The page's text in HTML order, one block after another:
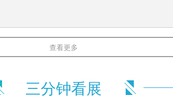
五大场景展示全天候安全
五大场景形象展示全天候安全饮用水服务解决方
查看更多
三分钟看展